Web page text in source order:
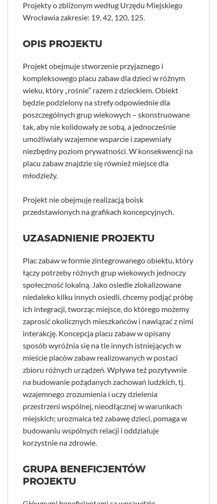
Projekty o zbliżonym według Urzędu Miejskiego
Wrocławia zakresie: 19, 42, 120, 125.
OPIS PROJEKTU
Projekt obejmuje stworzenie przyjaznego i
kompleksowego placu zabaw dla dzieci w różnym
wieku, który „rośnie” razem z dzieckiem. Obiekt
będzie podzielony na strefy odpowiednie dla
poszczególnych grup wiekowych – skonstruowane
tak, aby nie kolidowały ze sobą, a jednocześnie
umożliwiały wzajemne wsparcie i zapewniały
niezbędny poziom prywatności. W konsekwencji na
placu zabaw znajdzie się również miejsce dla
młodzieży.
Projekt nie obejmuje realizacją boisk
przedstawionych na grafikach koncepcyjnych.
UZASADNIENIE PROJEKTU
Plac zabaw w formie zintegrowanego obiektu, który
łączy potrzeby różnych grup wiekowych jednoczy
społeczność lokalną. Jako osiedle zlokalizowane
niedaleko kilku innych osiedli, chcemy podjąć próbę
ich integracji, tworząc miejsce, do którego możemy
zaprosić okolicznych mieszkańców i nawiązać z nimi
interakcję. Koncepcja placu zabaw w opisany
sposób wyróżnia się na tle innych istniejących w
mieście placów zabaw realizowanych w postaci
zbioru różnych urządzeń. Wpływa też pozytywnie
na budowanie pożądanych zachowań ludzkich, tj.
wzajemnego zrozumienia i uczy dzielenia
przestrzeni wspólnej, nieodłącznej w warunkach
miejskich; urozmaica też zabawę dzieci, pomaga w
budowaniu wspólnych relacji i oddziałuje
korzystnie na zdrowie.
GRUPA BENEFICJENTÓW
PROJEKTU